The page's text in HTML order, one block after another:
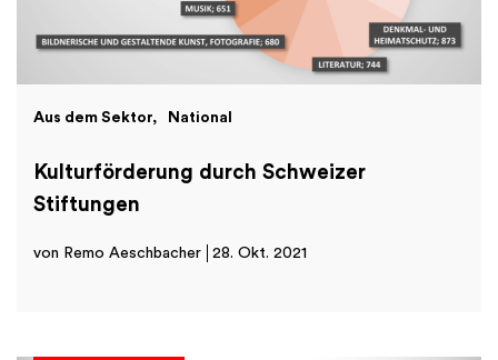
Aus dem Sektor National
Kulturförderung durch Schweizer
Stiftungen
von Remo Aeschbacher 28. Okt. 2021